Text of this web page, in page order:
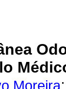
Moreira